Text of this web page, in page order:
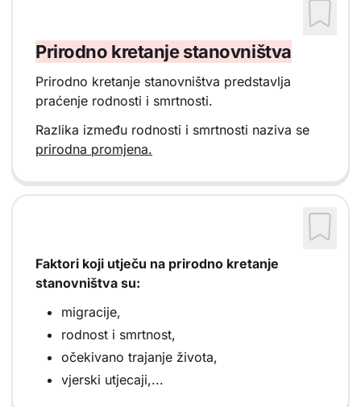
Prirodno kretanje stanovništva
Prirodno kretanje stanovništva predstavlja
praćenje rodnosti i smrtnosti.
Razlika između rodnosti i smrtnosti naziva se
prirodna promjena.
Faktori koji utječu na prirodno kretanje
stanovništva su:
migracije,
rodnost i smrtnost,
očekivano trajanje života,
vjerski utjecaji,...